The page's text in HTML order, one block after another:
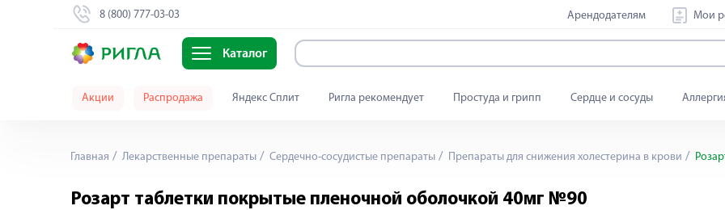
8 (800) 777-03-03 Арендодателям Мои
Каталог
Акции Распродажа Яндекс Сплит Ригла рекомендует Простуда и грипп Сердце и сосуды
Главная Лекарственные препараты Сердечно-сосудистые препараты Препараты для снижения холестерина в крови
Розарт таблетки покрытые пленочной оболочкой 40мг №90